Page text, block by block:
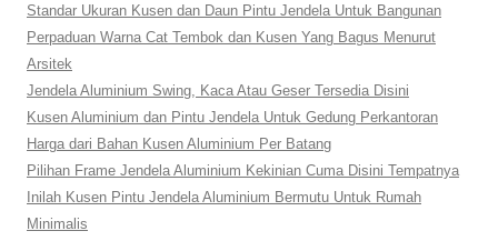
Standar Ukuran Kusen dan Daun Pintu Jendela Untuk Bangunan
Perpaduan Warna Cat Tembok dan Kusen Yang Bagus Menurut
Arsitek
Jendela Aluminium Swing, Kaca Atau Geser Tersedia Disini
Kusen Aluminium dan Pintu Jendela Untuk Gedung Perkantoran
Harga dari Bahan Kusen Aluminium Per Batang
Pilihan Frame Jendela Aluminium Kekinian Cuma Disini Tempatnya
Inilah Kusen Pintu Jendela Aluminium Bermutu Untuk Rumah
Minimalis